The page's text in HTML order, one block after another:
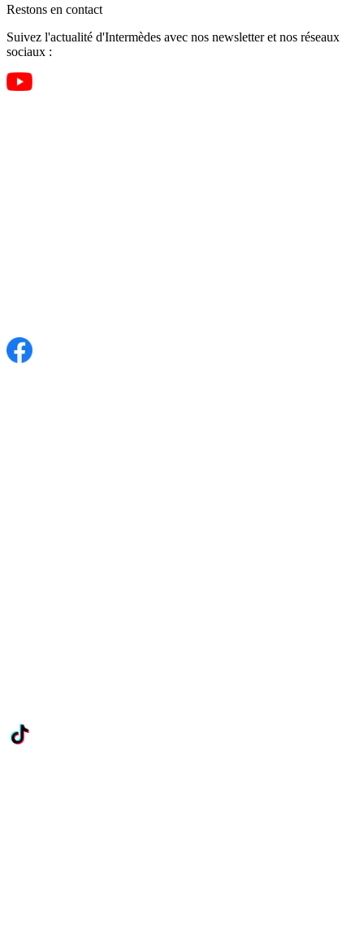
Restons en contact
Suivez l'actualité d'Intermèdes avec nos newsletter et nos réseaux
sociaux :